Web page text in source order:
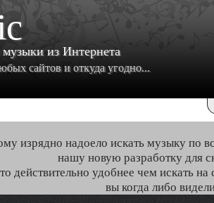
из Интернета
сайтов и откуда угодно...
изрядно надоело искать музыку по
нашу новую разработку для
действительно удобнее чем искать
вы когда либо